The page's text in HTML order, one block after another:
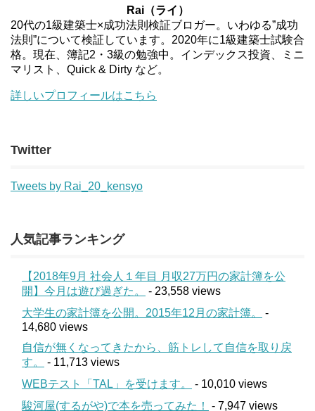
Rai（ライ）
20代の1級建築士×成功法則検証ブロガー。いわゆる”成功
法則”について検証しています。2020年に1級建築士試験合
格。現在、簿記2・3級の勉強中。インデックス投資、ミニ
マリスト、Quick & Dirty など。
詳しいプロフィールはこちら
Twitter
Tweets by Rai_20_kensyo
人気記事ランキング
【2018年9月 社会人１年目 月収27万円の家計簿を公
開】今月は遊び過ぎた。
- 23,558 views
大学生の家計簿を公開。2015年12月の家計簿。
-
14,680 views
自信が無くなってきたから、筋トレして自信を取り戻
す。
- 11,713 views
WEBテスト「TAL」を受けます。
- 10,010 views
駿河屋(するがや)で本を売ってみた！
- 7,947 views